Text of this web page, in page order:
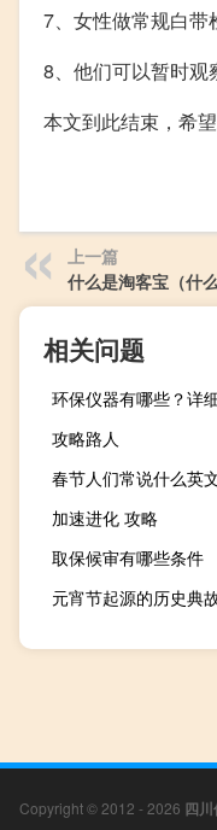
7、女性做常规白带
8、他们可以暂时观
本文到此结束，希
上一篇
什么是淘客宝（什
相关问题
环保仪器有哪些？详
攻略路人
春节人们常说什么英
加速进化 攻略
取保候审有哪些条件
元宵节起源的历史典
Copyright © 2012 - 2026 四